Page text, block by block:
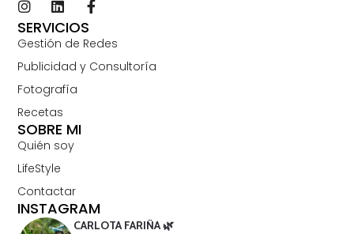
SOBRE MI
Quién soy
LifeStyle
Contactar
SERVICIOS
Gestión de Redes
Publicidad y Consultoría
Fotografía
Recetas
INSTAGRAM
CARLOTA FARIÑA 🌿